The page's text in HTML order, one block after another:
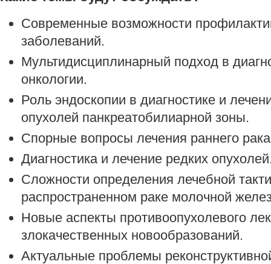
Современные возможности
заболеваний.
Мультидисциплинарный подход в
онкологии.
Роль эндоскопии в диагностике и
опухолей панкреатобилиарной зоны.
Спорные вопросы лечения раннего рака
Диагностика и лечение редких
Сложности определения лечебной
распространенном раке молочной
Новые аспекты противоопухолевого
злокачественных новообразований.
Актуальные проблемы